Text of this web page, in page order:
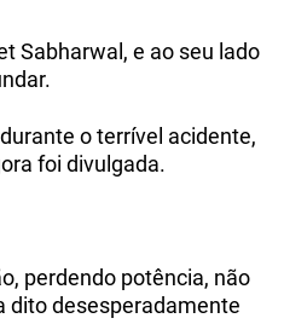
Sabharwal, e ao seu lado
o terrível acidente,
foi divulgada.
perdendo potência, não
dito desesperadamente